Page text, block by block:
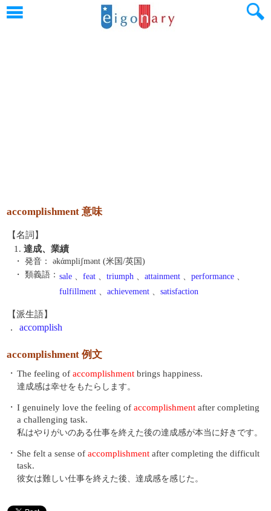
accomplishment 意味
【名詞】
1. 達成、業績
・ 発音：
əkάmpliʃmənt (米国/英国)
・ 類義語： sale 、 feat 、 triumph 、 attainment 、 performance 、
fulfillment 、 achievement 、 satisfaction
【派生語】
. accomplish
accomplishment 例文
・ The feeling of accomplishment brings happiness.
達成感は幸せをもたらします。
・ I genuinely love the feeling of accomplishment after completing
a challenging task.
私はやりがいのある仕事を終えた後の達成感が本当に好きです。
・ She felt a sense of accomplishment after completing the difficult
task.
彼女は難しい仕事を終えた後、達成感を感じた。